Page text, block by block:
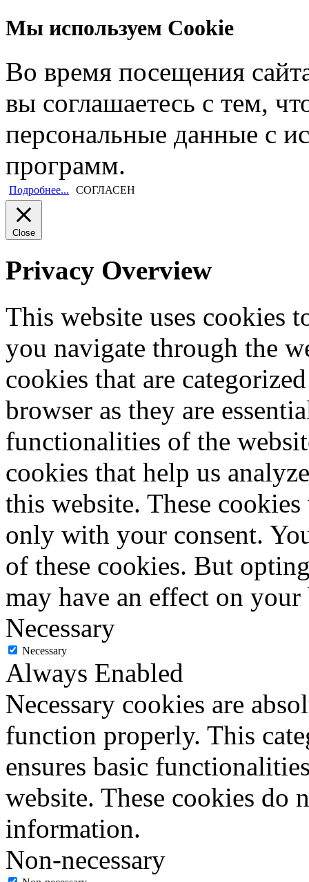
Мы используем Cookie
Во время посещения
вы соглашаетесь с тем,
персональные данные с
программ.
Подробнее... СОГЛАСЕН
Close
Privacy Overview
This website uses cookies
you navigate through the
cookies that are
browser as they are
functionalities of the
cookies that help us
this website. These
only with your consent.
of these cookies. But
may have an effect on
Necessary
Necessary
Always Enabled
Necessary cookies are
function properly. This
ensures basic
website. These cookies do
information.
Non-necessary